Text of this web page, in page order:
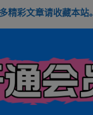
精彩文章请收藏本站。